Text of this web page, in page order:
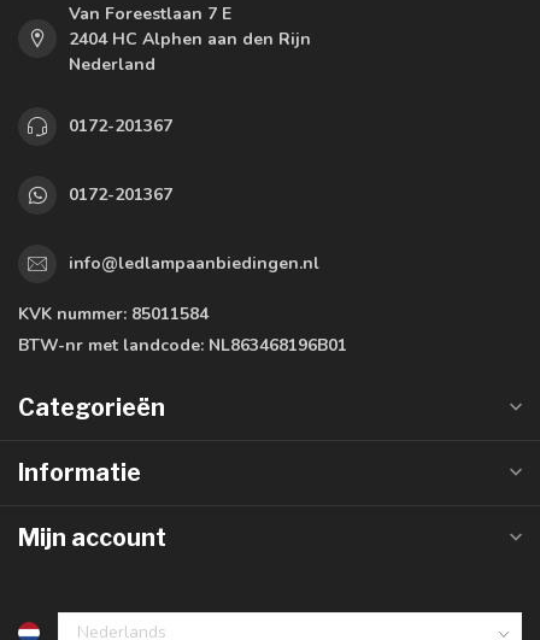
Van Foreestlaan 7 E
2404 HC Alphen aan den Rijn
Nederland
0172-201367
0172-201367
info@ledlampaanbiedingen.nl
KVK nummer: 85011584
BTW-nr met landcode: NL863468196B01
Categorieën
Informatie
Mijn account